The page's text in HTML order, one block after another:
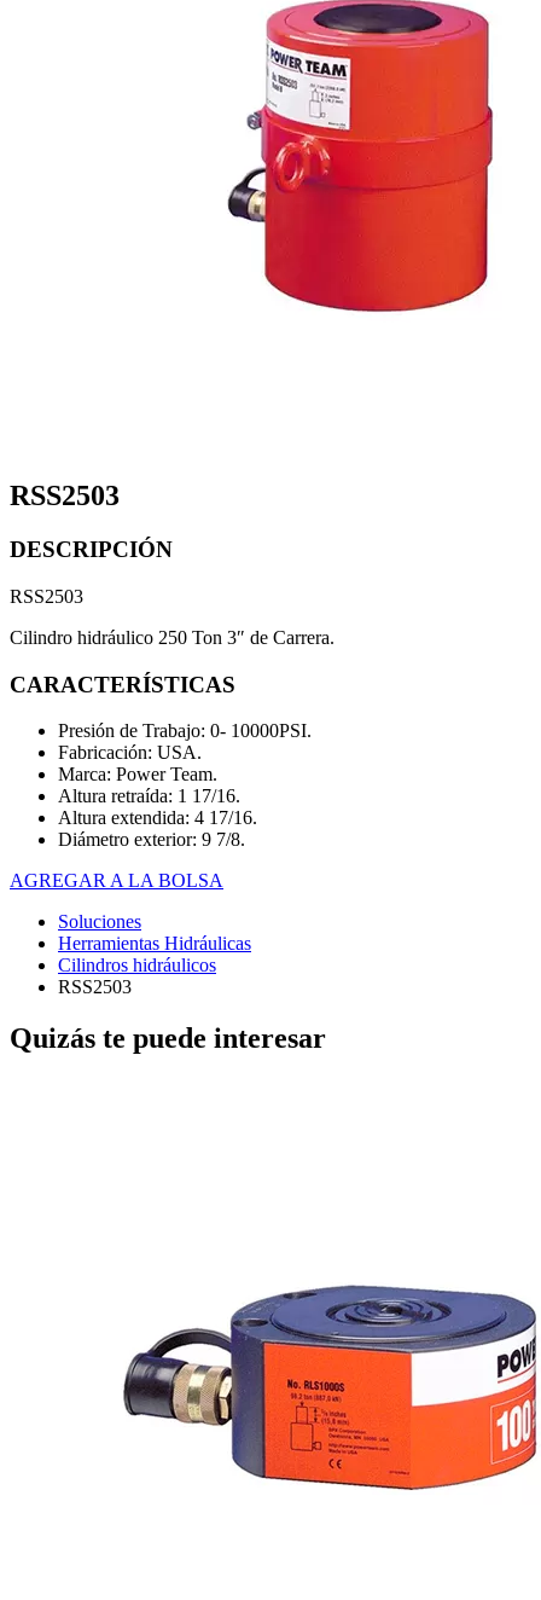
RSS2503
DESCRIPCIÓN
RSS2503
Cilindro hidráulico 250 Ton 3″ de Carrera.
CARACTERÍSTICAS
Presión de Trabajo: 0- 10000PSI.
Fabricación: USA.
Marca: Power Team.
Altura retraída: 1 17/16.
Altura extendida: 4 17/16.
Diámetro exterior: 9 7/8.
AGREGAR A LA BOLSA
Soluciones
Herramientas Hidráulicas
Cilindros hidráulicos
RSS2503
Quizás te puede interesar